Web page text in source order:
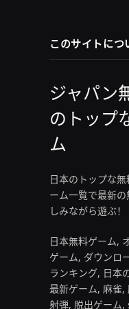
このサイトにつ
ジャパン
のトップ
ム
日本のトップな
ーム一覧で最新
しみながら遊ぶ！
日本無料ゲーム,
ゲーム, ダウンロ
ランキング, 日本
最新ゲーム, 麻雀,
射弾, 脱出ゲーム